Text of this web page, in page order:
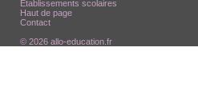
Etablissements scolaires
Haut de page
Contact
© 2026 allo-education.fr